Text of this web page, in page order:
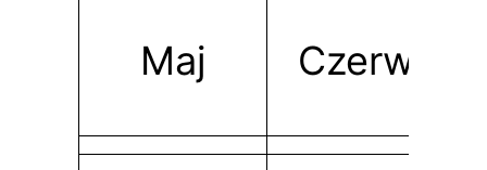
Maj Czerwiec